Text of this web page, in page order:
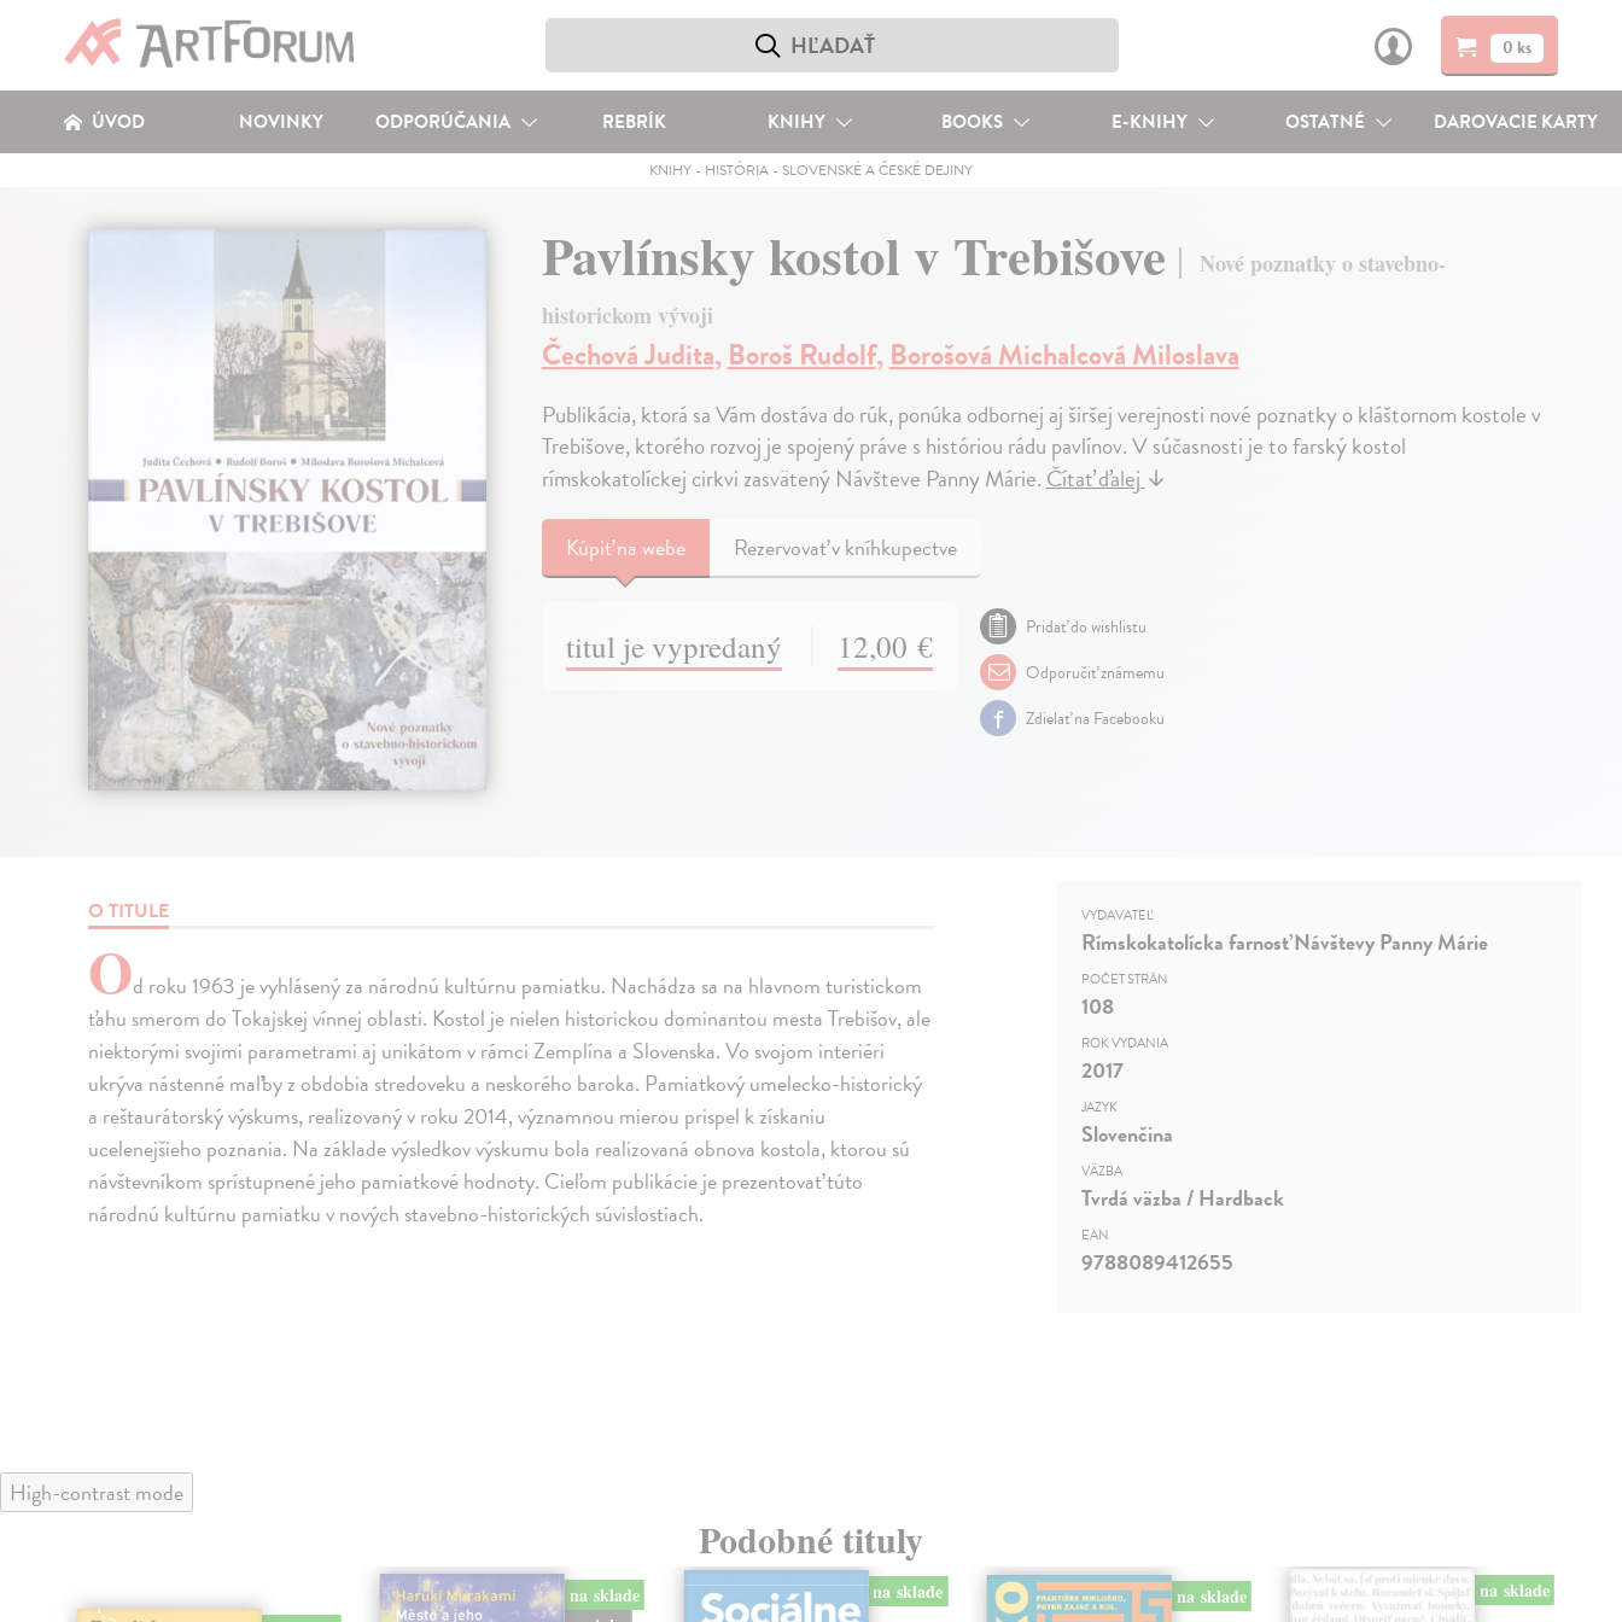
0 ks
ÚVOD NOVINKY ODPORÚČANIA REBRÍK KNIHY BOOKS E-KNIHY OSTATNÉ DAROVACIE KARTY
KNIHY- HISTÓRIA- SLOVENSKÉ A ČESKÉ DEJINY
Pavlínsky kostol v Trebišove
Nové poznatky o stavebno-
historickom vývoji
Čechová Judita,Boroš Rudolf,Borošová Michalcová Miloslava
Publikácia, ktorá sa Vám dostáva do rúk, ponúka odbornej aj širšej verejnosti nové poznatky o kláštornom kostole v
Trebišove, ktorého rozvoj je spojený práve s históriou rádu pavlínov. V súčasnosti je to farský kostol
rímskokatolíckej cirkvi zasvätený Návšteve Panny Márie.Čítať ďalej↓
Kúpiťna webe Rezervovať v kníhkupectve
titul je vypredaný 12,00 €
Pridať do wishlistu
Odporučiť známemu
Zdielať na Facebooku
O TITULE
Od roku 1963 je vyhlásený za národnú kultúrnu pamiatku. Nachádza sa na hlavnom turistickom
ťahu smerom do Tokajskej vínnej oblasti. Kostol je nielen historickou dominantou mesta Trebišov, ale
niektorými svojimi parametrami aj unikátom v rámci Zemplína a Slovenska. Vo svojom interiéri
ukrýva nástenné maľby z obdobia stredoveku a neskorého baroka. Pamiatkový umelecko-historický
a reštaurátorský výskums, realizovaný v roku 2014, významnou mierou prispel k získaniu
ucelenejšieho poznania. Na základe výsledkov výskumu bola realizovaná obnova kostola, ktorou sú
návštevníkom sprístupnené jeho pamiatkové hodnoty. Cieľom publikácie je prezentovať túto
národnú kultúrnu pamiatku v nových stavebno-historických súvislostiach.
VYDAVATEĽ
Rímskokatolícka farnosť Návštevy Panny Márie
POČET STRÁN
108
ROK VYDANIA
2017
JAZYK
Slovenčina
VÄZBA
Tvrdá väzba / Hardback
EAN
9788089412655
High-contrast mode
Podobné tituly
na sklade
na sklade na sklade na sklade